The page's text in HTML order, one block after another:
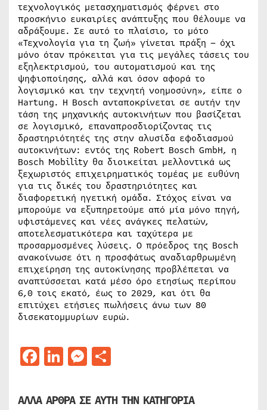
τεχνολογικός μετασχηματισμός φέρνει στο
προσκήνιο ευκαιρίες ανάπτυξης που θέλουμε να
αδράξουμε. Σε αυτό το πλαίσιο, το μότο
«Τεχνολογία για τη ζωή» γίνεται πράξη – όχι
μόνο όταν πρόκειται για τις μεγάλες τάσεις του
εξηλεκτρισμού, του αυτοματισμού και της
ψηφιοποίησης, αλλά και όσον αφορά το
λογισμικό και την τεχνητή νοημοσύνη», είπε ο
Hartung. Η Bosch ανταποκρίνεται σε αυτήν την
τάση της μηχανικής αυτοκινήτων που βασίζεται
σε λογισμικό, επαναπροσδιορίζοντας τις
δραστηριότητές της στην αλυσίδα εφοδιασμού
αυτοκινήτων: εντός της Robert Bosch GmbH, η
Bosch Mobility θα διοικείται μελλοντικά ως
ξεχωριστός επιχειρηματικός τομέας με ευθύνη
για τις δικές του δραστηριότητες και
διαφορετική ηγετική ομάδα. Στόχος είναι να
μπορούμε να εξυπηρετούμε από μία μόνο πηγή,
υφιστάμενες και νέες ανάγκες πελατών,
αποτελεσματικότερα και ταχύτερα με
προσαρμοσμένες λύσεις. Ο πρόεδρος της Bosch
ανακοίνωσε ότι η προσφάτως αναδιαρθρωμένη
επιχείρηση της αυτοκίνησης προβλέπεται να
αναπτύσσεται κατά μέσο όρο ετησίως περίπου
6,0 τοις εκατό, έως το 2029, και ότι θα
επιτύχει ετήσιες πωλήσεις άνω των 80
δισεκατομμυρίων ευρώ.
Facebook
LinkedIn
Messenger
ΑΛΛΑ ΑΡΘΡΑ ΣΕ ΑΥΤΗ ΤΗΝ ΚΑΤΗΓΟΡΙΑ